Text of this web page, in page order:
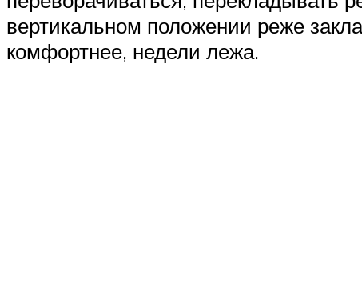
вертикальном положении реже
комфортнее, недели лежа.